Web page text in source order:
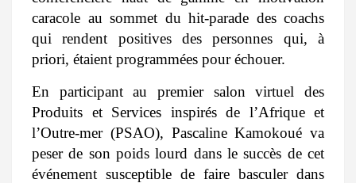
caracole au sommet du hit-parade des coachs
qui rendent positives des personnes qui, à
priori, étaient programmées pour échouer.
En participant au premier salon virtuel des
Produits et Services inspirés de l’Afrique et
l’Outre-mer (PSAO), Pascaline Kamokoué va
peser de son poids lourd dans le succès de cet
événement susceptible de faire basculer dans